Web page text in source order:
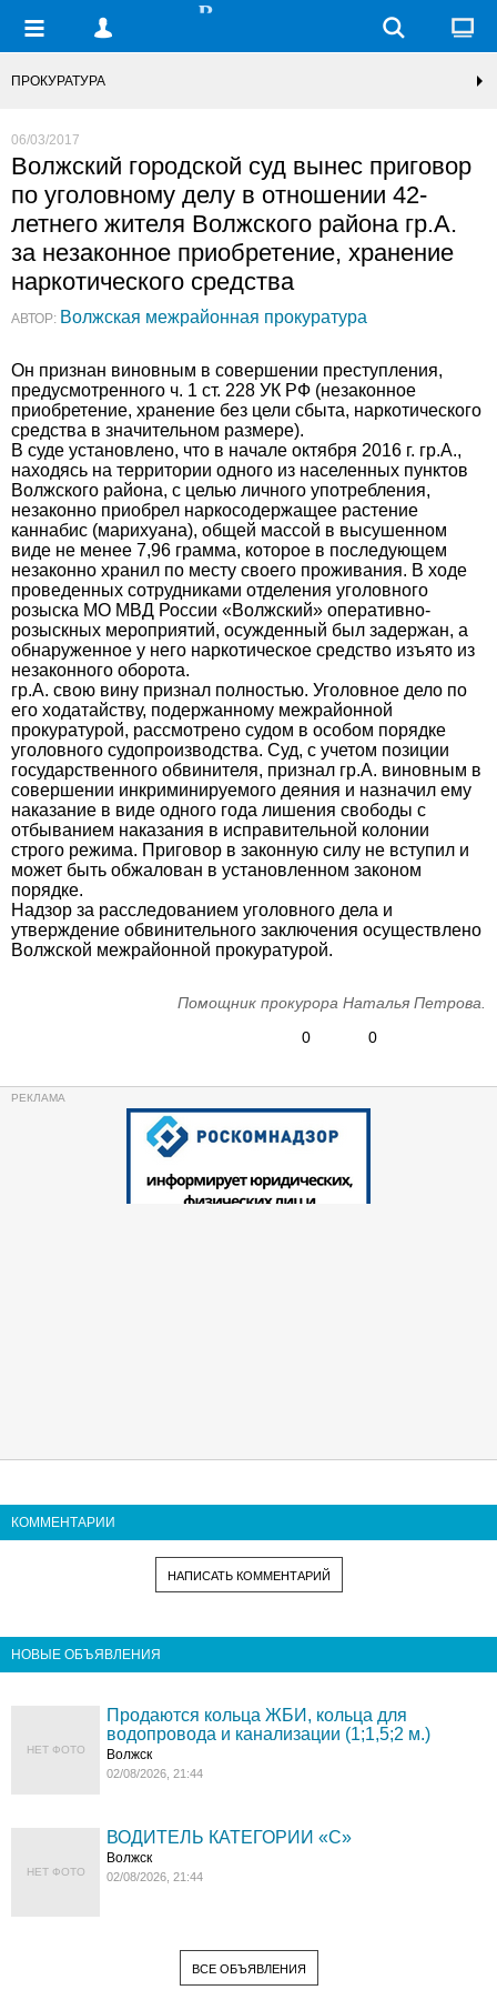
ПРОКУРАТУРА
06/03/2017
Волжский городской суд вынес приговор
по уголовному делу в отношении 42-
летнего жителя Волжского района гр.А.
за незаконное приобретение, хранение
наркотического средства
АВТОР: Волжская межрайонная прокуратура
Он признан виновным в совершении преступления,
предусмотренного ч. 1 ст. 228 УК РФ (незаконное
приобретение, хранение без цели сбыта, наркотического
средства в значительном размере).
В суде установлено, что в начале октября 2016 г. гр.А.,
находясь на территории одного из населенных пунктов
Волжского района, с целью личного употребления,
незаконно приобрел наркосодержащее растение
каннабис (марихуана), общей массой в высушенном
виде не менее 7,96 грамма, которое в последующем
незаконно хранил по месту своего проживания. В ходе
проведенных сотрудниками отделения уголовного
розыска МО МВД России «Волжский» оперативно-
розыскных мероприятий, осужденный был задержан, а
обнаруженное у него наркотическое средство изъято из
незаконного оборота.
гр.А. свою вину признал полностью. Уголовное дело по
его ходатайству, подержанному межрайонной
прокуратурой, рассмотрено судом в особом порядке
уголовного судопроизводства. Суд, с учетом позиции
государственного обвинителя, признал гр.А. виновным в
совершении инкриминируемого деяния и назначил ему
наказание в виде одного года лишения свободы с
отбыванием наказания в исправительной колонии
строго режима. Приговор в законную силу не вступил и
может быть обжалован в установленном законом
порядке.
Надзор за расследованием уголовного дела и
утверждение обвинительного заключения осуществлено
Волжской межрайонной прокуратурой.
Помощник прокурора Наталья Петрова.
0
0
КОММЕНТАРИИ
НАПИСАТЬ КОММЕНТАРИЙ
НОВЫЕ ОБЪЯВЛЕНИЯ
НЕТ ФОТО
Продаются кольца ЖБИ, кольца для
водопровода и канализации (1;1,5;2 м.)
Волжск
02/08/2026, 21:44
НЕТ ФОТО
ВОДИТЕЛЬ КАТЕГОРИИ «C»
Волжск
02/08/2026, 21:44
ВСЕ ОБЪЯВЛЕНИЯ